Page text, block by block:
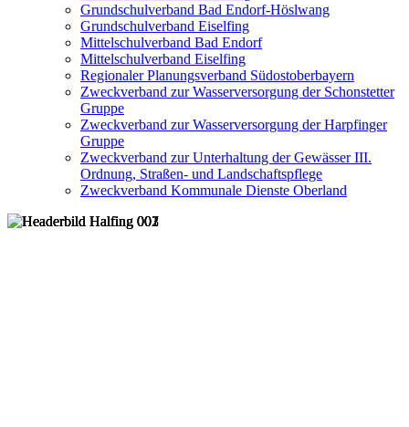
Grundschulverband Bad Endorf-Höslwang
Grundschulverband Eiselfing
Mittelschulverband Bad Endorf
Mittelschulverband Eiselfing
Regionaler Planungsverband Südostoberbayern
Zweckverband zur Wasserversorgung der Schonstetter
Gruppe
Zweckverband zur Wasserversorgung der Harpfinger
Gruppe
Zweckverband zur Unterhaltung der Gewässer III.
Ordnung, Straßen- und Landschaftspflege
Zweckverband Kommunale Dienste Oberland